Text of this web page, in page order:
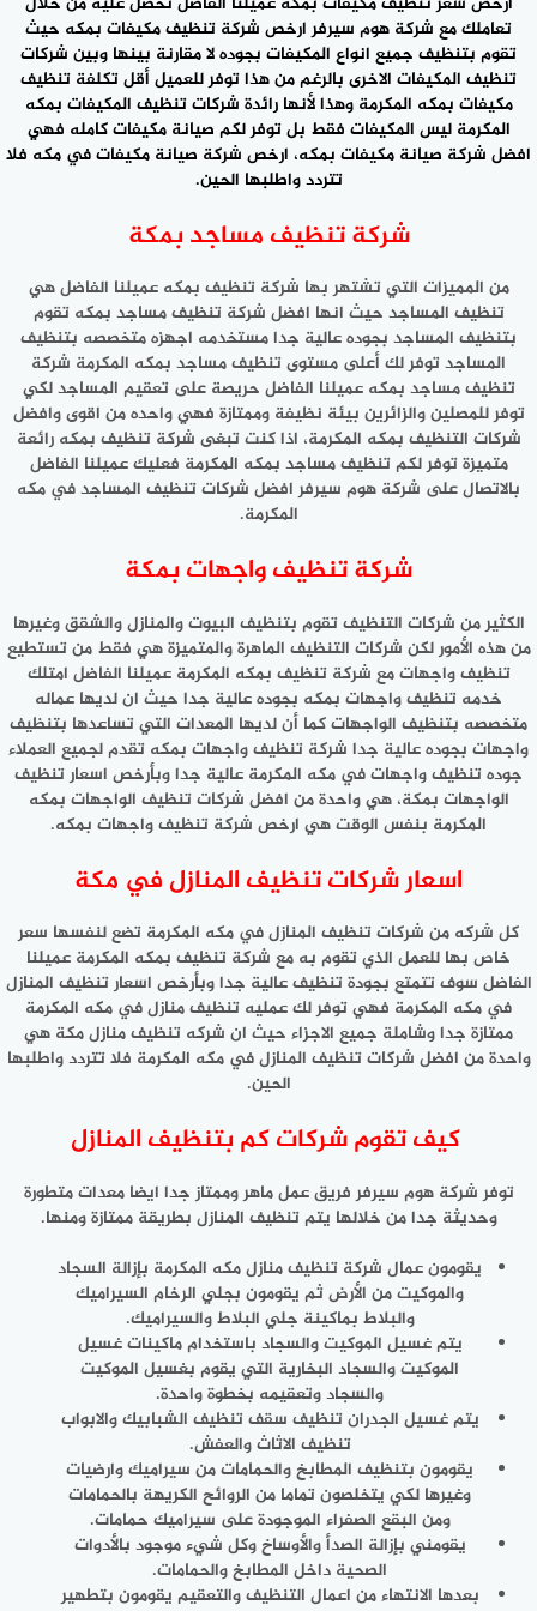
تعاملك مع شركة هوم سيرفر ارخص شركة تنظيف مكيفات بمكه حيث
تقوم بتنظيف جميع انواع المكيفات بجوده لا مقارنة بينها وبين شركات
تنظيف المكيفات الاخرى بالرغم من هذا توفر للعميل أقل تكلفة تنظيف
مكيفات بمكه المكرمة وهذا لأنها رائدة شركات تنظيف المكيفات بمكه
المكرمة ليس المكيفات فقط بل توفر لكم صيانة مكيفات كامله فهي
افضل شركة صيانة مكيفات بمكه، ارخص شركة صيانة مكيفات في مكه فلا
تتردد واطلبها الحين.
شركة تنظيف مساجد بمكة
من المميزات التي تشتهر بها شركة تنظيف بمكه عميلنا الفاضل هي
تنظيف المساجد حيث انها افضل شركة تنظيف مساجد بمكه تقوم
بتنظيف المساجد بجوده عالية جدا مستخدمه اجهزه متخصصه بتنظيف
المساجد توفر لك أعلى مستوى تنظيف مساجد بمكه المكرمة شركة
تنظيف مساجد بمكه عميلنا الفاضل حريصة على تعقيم المساجد لكي
توفر للمصلين والزائرين بيئة نظيفة وممتازة فهي واحده من اقوى وافضل
شركات التنظيف بمكه المكرمة، اذا كنت تبغى شركة تنظيف بمكه رائعة
متميزة توفر لكم تنظيف مساجد بمكه المكرمة فعليك عميلنا الفاضل
بالاتصال على شركة هوم سيرفر افضل شركات تنظيف المساجد في مكه
المكرمة.
شركة تنظيف واجهات بمكة
الكثير من شركات التنظيف تقوم بتنظيف البيوت والمنازل والشقق وغيرها
من هذه الأمور لكن شركات التنظيف الماهرة والمتميزة هي فقط من تستطيع
تنظيف واجهات مع شركة تنظيف بمكه المكرمة عميلنا الفاضل امتلك
خدمه تنظيف واجهات بمكه بجوده عالية جدا حيث ان لديها عماله
متخصصه بتنظيف الواجهات كما أن لديها المعدات التي تساعدها بتنظيف
واجهات بجوده عالية جدا شركة تنظيف واجهات بمكه تقدم لجميع العملاء
جوده تنظيف واجهات في مكه المكرمة عالية جدا وبأرخص اسعار تنظيف
الواجهات بمكة، هي واحدة من افضل شركات تنظيف الواجهات بمكه
المكرمة بنفس الوقت هي ارخص شركة تنظيف واجهات بمكه.
اسعار شركات تنظيف المنازل في مكة
كل شركه من شركات تنظيف المنازل في مكه المكرمة تضع لنفسها سعر
خاص بها للعمل الذي تقوم به مع شركة تنظيف بمكه المكرمة عميلنا
الفاضل سوف تتمتع بجودة تنظيف عالية جدا وبأرخص اسعار تنظيف المنازل
في مكه المكرمة فهي توفر لك عمليه تنظيف منازل في مكه المكرمة
ممتازة جدا وشاملة جميع الاجزاء حيث ان شركه تنظيف منازل مكة هي
واحدة من افضل شركات تنظيف المنازل في مكه المكرمة فلا تتردد واطلبها
الحين.
كيف تقوم شركات كم بتنظيف المنازل
توفر شركة هوم سيرفر فريق عمل ماهر وممتاز جدا ايضا معدات متطورة
وحديثة جدا من خلالها يتم تنظيف المنازل بطريقة ممتازة ومنها.
يقومون عمال شركة تنظيف منازل مكه المكرمة بإزالة السجاد
والموكيت من الأرض ثم يقومون بجلي الرخام السيراميك
والبلاط بماكينة جلي البلاط والسيراميك.
يتم غسيل الموكيت والسجاد باستخدام ماكينات غسيل
الموكيت والسجاد البخارية التي يقوم بغسيل الموكيت
والسجاد وتعقيمه بخطوة واحدة.
يتم غسيل الجدران تنظيف سقف تنظيف الشبابيك والابواب
تنظيف الاثاث والعفش.
يقومون بتنظيف المطابخ والحمامات من سيراميك وارضيات
وغيرها لكي يتخلصون تماما من الروائح الكريهة بالحمامات
ومن البقع الصفراء الموجودة على سيراميك حمامات.
يقومني بإزالة الصدأ والأوساخ وكل شيء موجود بالأدوات
الصحية داخل المطابخ والحمامات.
بعدها الانتهاء من اعمال التنظيف والتعقيم يقومون بتطهير